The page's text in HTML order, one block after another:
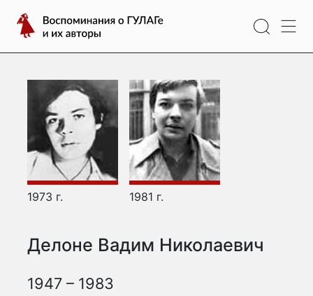
содержимому
Воспоминания
о
ГУЛАГе
авторы
Делоне Вадим Николаевич
1947 – 1983
1973 г. 1981 г.